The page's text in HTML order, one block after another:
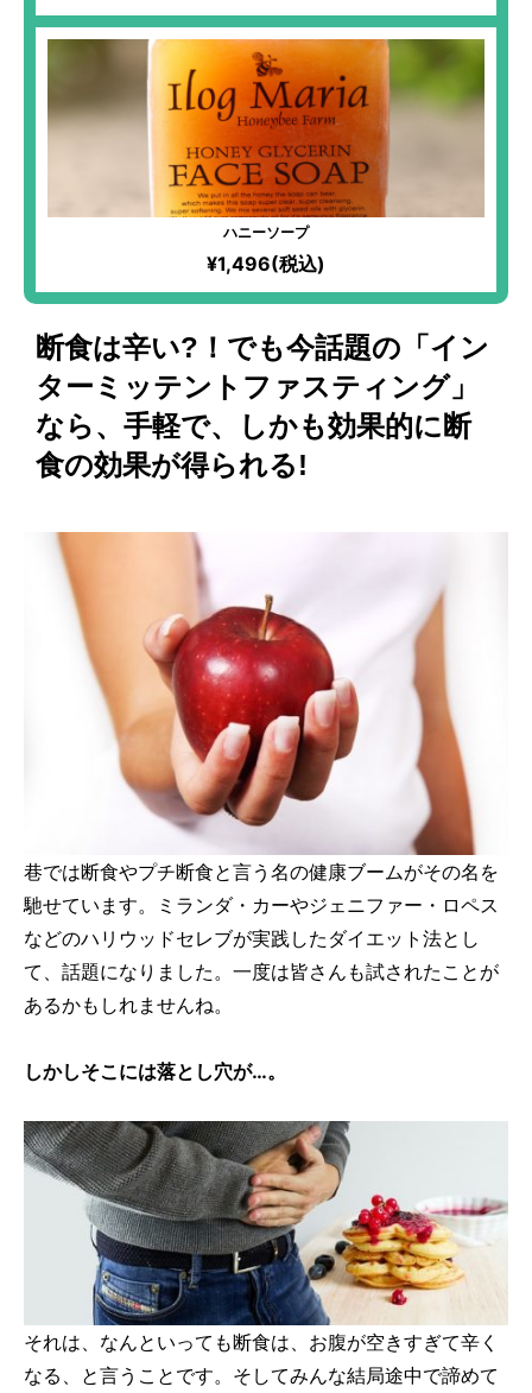
ハニーソープ
¥1,496(税込)
断食は辛い?！でも今話題の「イン
ターミッテントファスティング」
なら、手軽で、しかも効果的に断
食の効果が得られる!
巷では断食やプチ断食と言う名の健康ブームがその名を
馳せています。ミランダ・カーやジェニファー・ロペス
などのハリウッドセレブが実践したダイエット法とし
て、話題になりました。一度は皆さんも試されたことが
あるかもしれませんね。
しかしそこには落とし穴が…。
それは、なんといっても断食は、お腹が空きすぎて辛く
なる、と言うことです。そしてみんな結局途中で諦めて